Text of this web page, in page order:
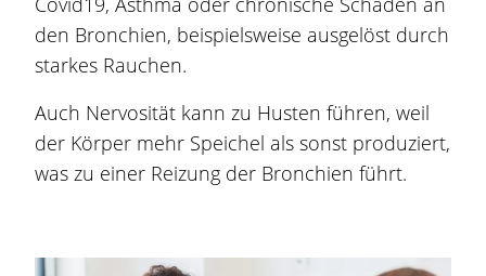
den Bronchien, beispielsweise ausgelöst durch
starkes Rauchen.
Auch Nervosität kann zu Husten führen, weil
der Körper mehr Speichel als sonst produziert,
was zu einer Reizung der Bronchien führt.